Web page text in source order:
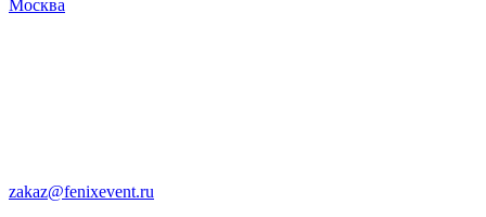
Москва
zakaz@fenixevent.ru